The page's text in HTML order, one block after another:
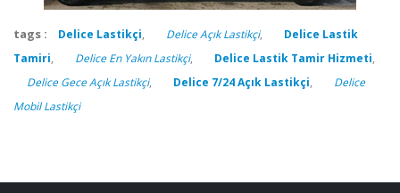
tags : Delice Lastikçi, Delice Açık Lastikçi, Delice Lastik
Tamiri, Delice En Yakın Lastikçi, Delice Lastik Tamir Hizmeti,
Delice Gece Açık Lastikçi, Delice 7/24 Açık Lastikçi, Delice
Mobil Lastikçi